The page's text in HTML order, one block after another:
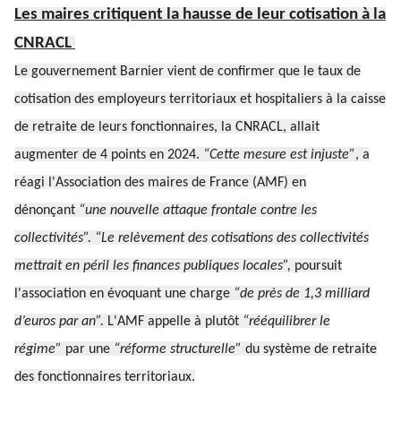
Les maires critiquent la hausse de leur cotisation à la
CNRACL
Le gouvernement Barnier vient de confirmer que le taux de
cotisation des employeurs territoriaux et hospitaliers à la caisse
de retraite de leurs fonctionnaires, la CNRACL, allait
augmenter de 4 points en 2024. “Cette mesure est injuste”, a
réagi l'Association des maires de France (AMF) en
dénonçant “une nouvelle attaque frontale contre les
collectivités”. “Le relèvement des cotisations des collectivités
mettrait en péril les finances publiques locales”, poursuit
l'association en évoquant une charge “de près de 1,3 milliard
d’euros par an”. L'AMF appelle à plutôt “rééquilibrer le
régime” par une “réforme structurelle” du système de retraite
des fonctionnaires territoriaux.